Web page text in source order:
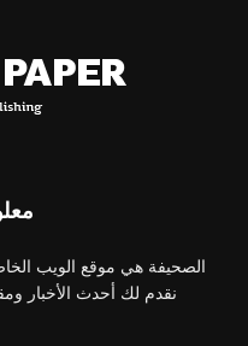
الصحيفة هي موقع الويب
نقدم لك أحدث الأخبار